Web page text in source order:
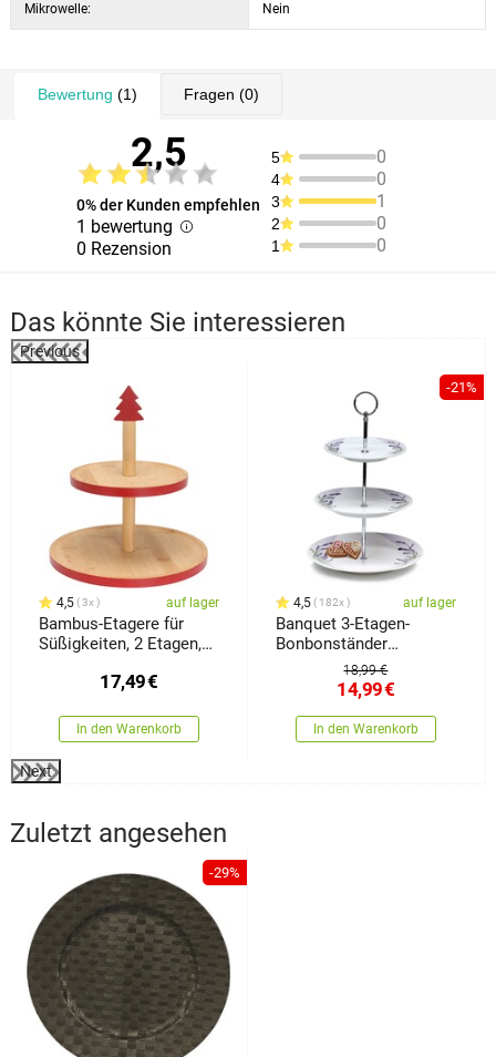
Mikrowelle: Nein
Bewertung (1) Fragen (0)
2,5
0% der Kunden empfehlen
1 bewertung
0 Rezension
5 0
4 0
3 1
2 0
1 0
Das könnte Sie interessieren
Previous
4,5 3x auf lager
Bambus-Etagere für
Süßigkeiten, 2 Etagen,
17,49€
In den Warenkorb
-21%
4,5 182x auf lager
Banquet 3-Etagen-
Bonbonständer
18,99 €
14,99€
In den Warenkorb
Next
Zuletzt angesehen
-29%